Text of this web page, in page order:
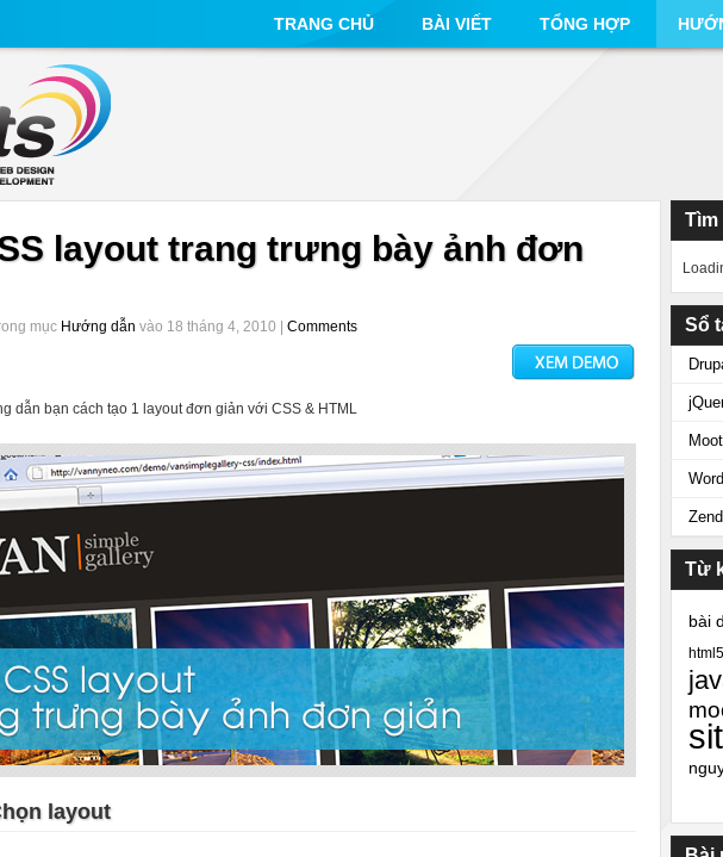
TRANG CHỦ BÀI VIẾT TỔNG HỢP
layout trang trưng bày ảnh đơn
mục Hướng dẫn vào 18 tháng 4, 2010 | Comments
dẫn bạn cách tạo 1 layout đơn giản với CSS & HTML
layout
Tìm
Sổ
Từ
bài
html5